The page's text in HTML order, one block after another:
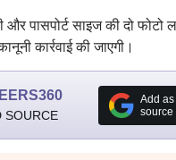
पासपोर्ट साइज की दो फोटो
कार्रवाई की जाएगी।
SOURCE
Add
source